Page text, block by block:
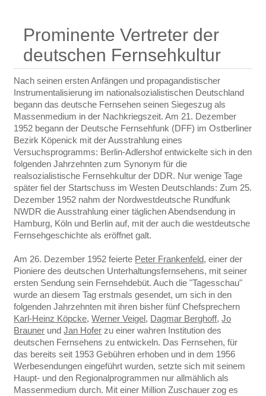
Prominente Vertreter der
deutschen Fernsehkultur
Nach seinen ersten Anfängen und propagandistischer
Instrumentalisierung im nationalsozialistischen Deutschland
begann das deutsche Fernsehen seinen Siegeszug als
Massenmedium in der Nachkriegszeit. Am 21. Dezember
1952 begann der Deutsche Fernsehfunk (DFF) im Ostberliner
Bezirk Köpenick mit der Ausstrahlung eines
Versuchsprogramms: Berlin-Adlershof entwickelte sich in den
folgenden Jahrzehnten zum Synonym für die
realsozialistische Fernsehkultur der DDR. Nur wenige Tage
später fiel der Startschuss im Westen Deutschlands: Zum 25.
Dezember 1952 nahm der Nordwestdeutsche Rundfunk
NWDR die Ausstrahlung einer täglichen Abendsendung in
Hamburg, Köln und Berlin auf, mit der auch die westdeutsche
Fernsehgeschichte als eröffnet galt.
Am 26. Dezember 1952 feierte Peter Frankenfeld, einer der
Pioniere des deutschen Unterhaltungsfernsehens, mit seiner
ersten Sendung sein Fernsehdebüt. Auch die "Tagesschau"
wurde an diesem Tag erstmals gesendet, um sich in den
folgenden Jahrzehnten mit ihren bisher fünf Chefsprechern
Karl-Heinz Köpcke,Werner Veigel, Dagmar Berghoff,Jo
Brauner undJan Hofer zu einer wahren Institution des
deutschen Fernsehens zu entwickeln. Das Fernsehen, für
das bereits seit 1953 Gebühren erhoben und in dem 1956
Werbesendungen eingeführt wurden, setzte sich mit seinem
Haupt- und den Regionalprogrammen nur allmählich als
Massenmedium durch. Mit einer Million Zuschauer zog es